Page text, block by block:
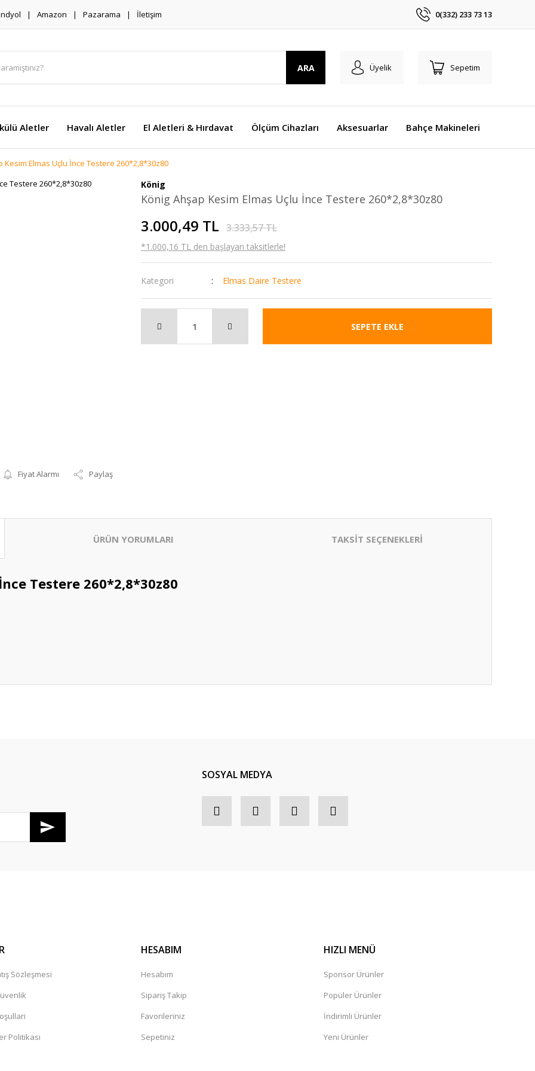
Amazon Pazarama İletişim 0(332) 233 73 13
ARA Üyelik Sepetim
Aletler Havalı Aletler El Aletleri & Hırdavat Ölçüm Cihazları Aksesuarlar Bahçe Makineleri
Kesim Elmas Uçlu İnce Testere 260*2,8*30z80
Fiyat Alarmı Paylaş
König
König Ahşap Kesim Elmas Uçlu İnce Testere 260*2,8*30z80
3.000,49 TL 3.333,57 TL
*1.000,16 TL den başlayan taksitlerle!
Kategori Elmas Daire Testere
SEPETE EKLE
ÜRÜN YORUMLARI TAKSİT SEÇENEKLERİ
Testere 260*2,8*30z80
SOSYAL MEDYA
Sözleşmesi
Politikası
HESABIM
Hesabım
Sipariş Takip
Favorileriniz
Sepetiniz
HIZLI MENÜ
Sponsor Ürünler
Popüler Ürünler
İndirimli Ürünler
Yeni Ürünler